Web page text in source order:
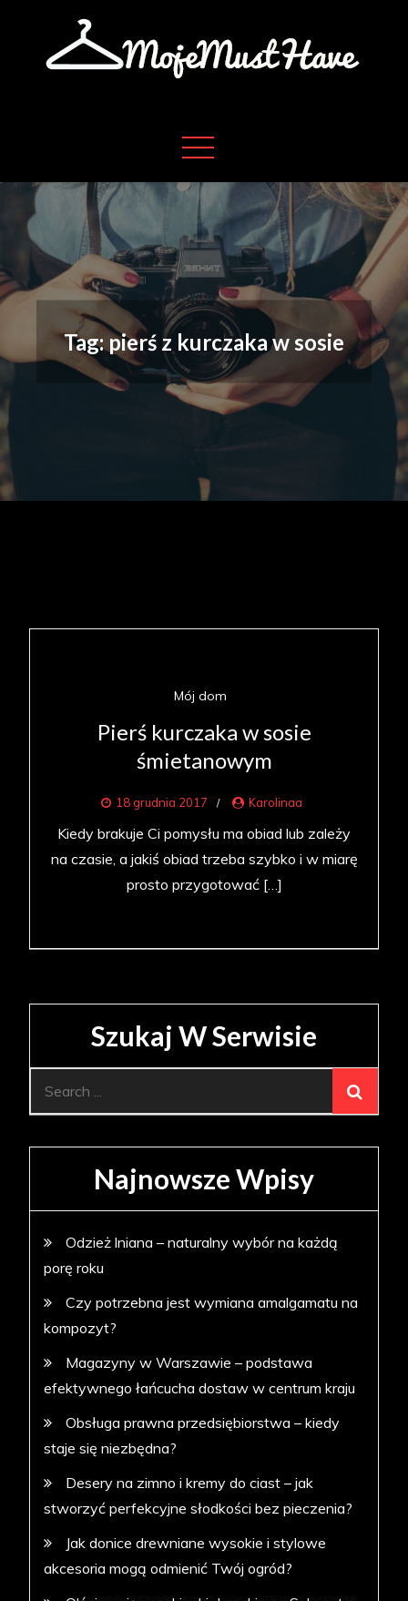
content
Tag: pierś z kurczaka w sosie
Mój dom
Pierś kurczaka w sosie
śmietanowym
18 grudnia 2017 Karolinaa
Kiedy brakuje Ci pomysłu ma obiad lub zależy
na czasie, a jakiś obiad trzeba szybko i w miarę
prosto przygotować […]
Szukaj W Serwisie
Najnowsze Wpisy
Odzież lniana – naturalny wybór na każdą
porę roku
Czy potrzebna jest wymiana amalgamatu na
kompozyt?
Magazyny w Warszawie – podstawa
efektywnego łańcucha dostaw w centrum kraju
Obsługa prawna przedsiębiorstwa – kiedy
staje się niezbędna?
Desery na zimno i kremy do ciast – jak
stworzyć perfekcyjne słodkości bez pieczenia?
Jak donice drewniane wysokie i stylowe
akcesoria mogą odmienić Twój ogród?